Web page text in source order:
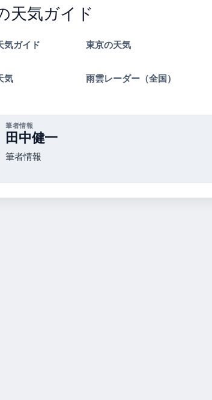
天気ガイド
気ガイド 東京の天気
気 雨雲レーダー（全国）
筆者情報
田中健一
筆者情報